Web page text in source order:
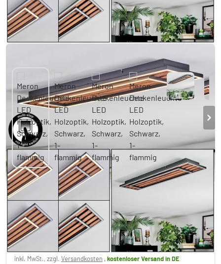
Meron Deckenleuchte LED Holzoptik,
Schwarz, 1-flammig
-36% 139,99 €
Sie sparen 80,00 € 219,99 €
inkl. MwSt., zzgl. Versandkosten ,kostenloser Versandin DE